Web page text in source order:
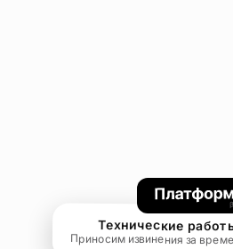
Технические
Приносим извинения за